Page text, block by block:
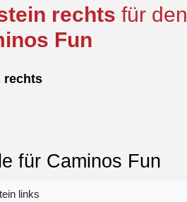
rechts für den
Fun
rechts
für Caminos Fun
links